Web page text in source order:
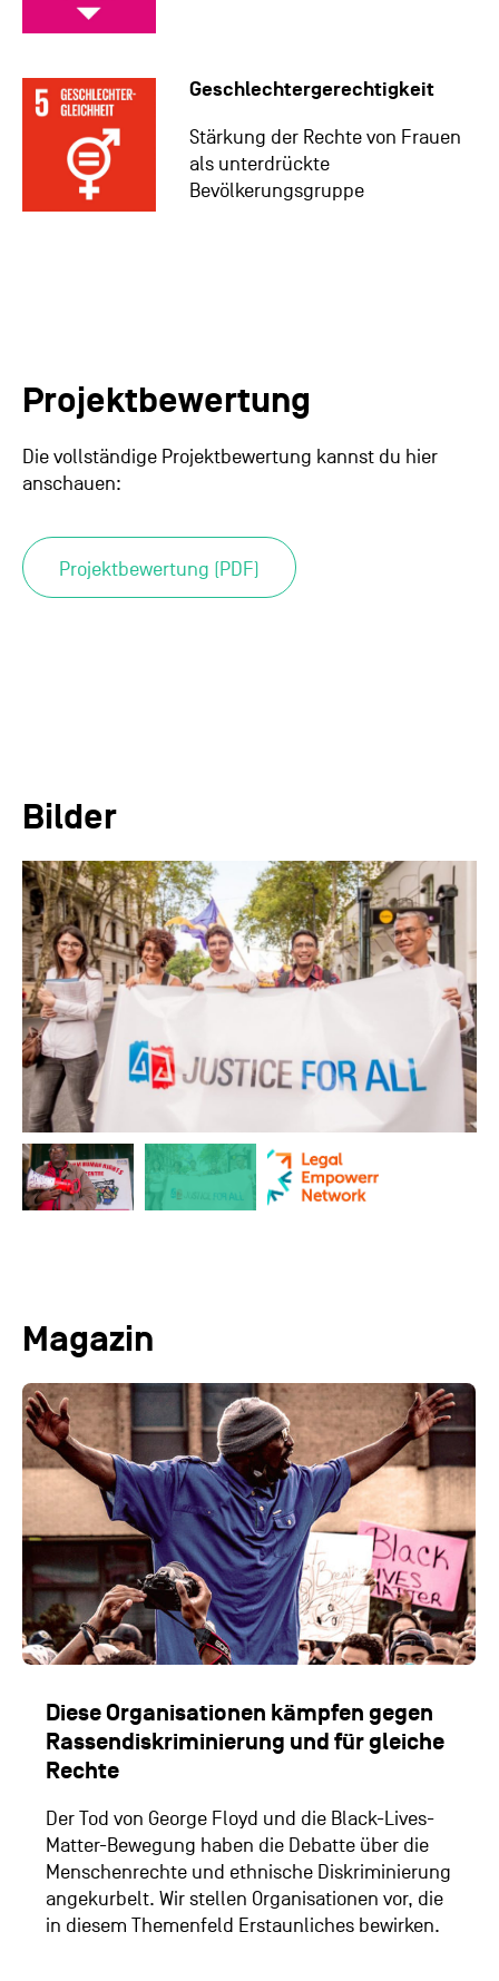
Geschlechtergerechtigkeit
Stärkung der Rechte von Frauen
als unterdrückte
Bevölkerungsgruppe
Projektbewertung
Die vollständige Projektbewertung kannst du hier
anschauen:
Projektbewertung (PDF)
Bilder
Magazin
Diese Organisationen kämpfen gegen
Rassendiskriminierung und für gleiche
Rechte
Der Tod von George Floyd und die Black-Lives-
Matter-Bewegung haben die Debatte über die
Menschenrechte und ethnische Diskriminierung
angekurbelt. Wir stellen Organisationen vor, die
in diesem Themenfeld Erstaunliches bewirken.